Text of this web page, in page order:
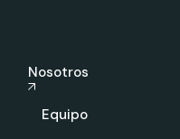
Nosotros
Equipo